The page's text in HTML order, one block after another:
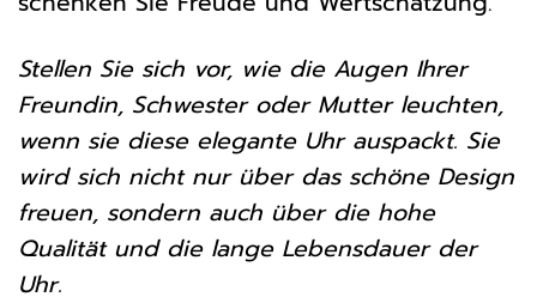
Stellen Sie sich vor, wie die Augen Ihrer
Freundin, Schwester oder Mutter leuchten,
wenn sie diese elegante Uhr auspackt. Sie
wird sich nicht nur über das schöne Design
freuen, sondern auch über die hohe
Qualität und die lange Lebensdauer der
Uhr.